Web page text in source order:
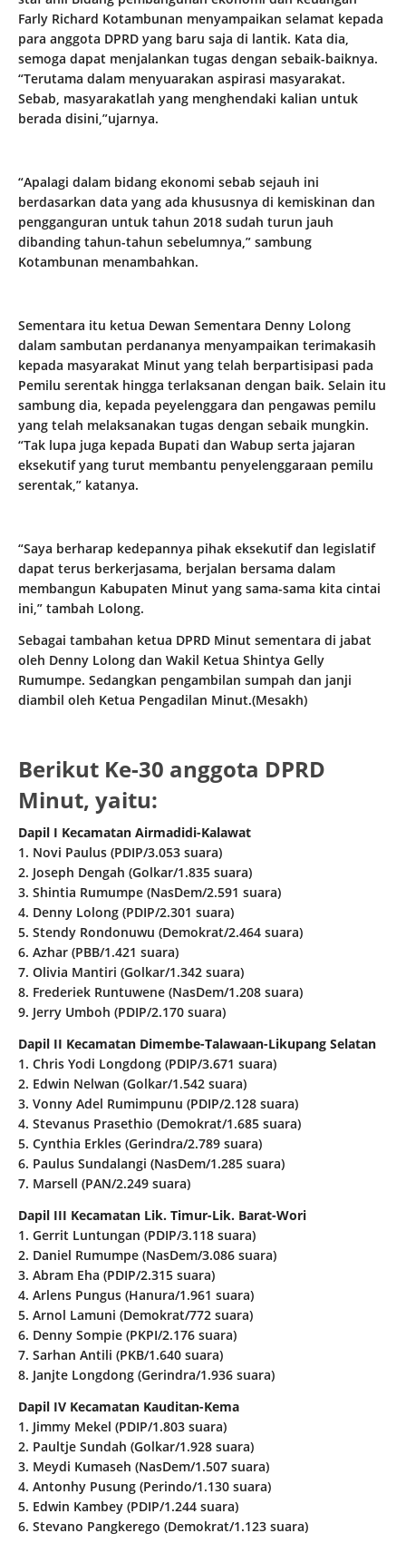
Farly Richard Kotambunan menyampaikan selamat kepada
para anggota DPRD yang baru saja di lantik. Kata dia,
semoga dapat menjalankan tugas dengan sebaik-baiknya.
“Terutama dalam menyuarakan aspirasi masyarakat.
Sebab, masyarakatlah yang menghendaki kalian untuk
berada disini,”ujarnya.
“Apalagi dalam bidang ekonomi sebab sejauh ini
berdasarkan data yang ada khususnya di kemiskinan dan
pengganguran untuk tahun 2018 sudah turun jauh
dibanding tahun-tahun sebelumnya,” sambung
Kotambunan menambahkan.
Sementara itu ketua Dewan Sementara Denny Lolong
dalam sambutan perdananya menyampaikan terimakasih
kepada masyarakat Minut yang telah berpartisipasi pada
Pemilu serentak hingga terlaksanan dengan baik. Selain itu
sambung dia, kepada peyelenggara dan pengawas pemilu
yang telah melaksanakan tugas dengan sebaik mungkin.
“Tak lupa juga kepada Bupati dan Wabup serta jajaran
eksekutif yang turut membantu penyelenggaraan pemilu
serentak,” katanya.
“Saya berharap kedepannya pihak eksekutif dan legislatif
dapat terus berkerjasama, berjalan bersama dalam
membangun Kabupaten Minut yang sama-sama kita cintai
ini,” tambah Lolong.
Sebagai tambahan ketua DPRD Minut sementara di jabat
oleh Denny Lolong dan Wakil Ketua Shintya Gelly
Rumumpe. Sedangkan pengambilan sumpah dan janji
diambil oleh Ketua Pengadilan Minut.(Mesakh)
Berikut Ke-30 anggota DPRD
Minut, yaitu:
Dapil I Kecamatan Airmadidi-Kalawat
1. Novi Paulus (PDIP/3.053 suara)
2. Joseph Dengah (Golkar/1.835 suara)
3. Shintia Rumumpe (NasDem/2.591 suara)
4. Denny Lolong (PDIP/2.301 suara)
5. Stendy Rondonuwu (Demokrat/2.464 suara)
6. Azhar (PBB/1.421 suara)
7. Olivia Mantiri (Golkar/1.342 suara)
8. Frederiek Runtuwene (NasDem/1.208 suara)
9. Jerry Umboh (PDIP/2.170 suara)
Dapil II Kecamatan Dimembe-Talawaan-Likupang Selatan
1. Chris Yodi Longdong (PDIP/3.671 suara)
2. Edwin Nelwan (Golkar/1.542 suara)
3. Vonny Adel Rumimpunu (PDIP/2.128 suara)
4. Stevanus Prasethio (Demokrat/1.685 suara)
5. Cynthia Erkles (Gerindra/2.789 suara)
6. Paulus Sundalangi (NasDem/1.285 suara)
7. Marsell (PAN/2.249 suara)
Dapil III Kecamatan Lik. Timur-Lik. Barat-Wori
1. Gerrit Luntungan (PDIP/3.118 suara)
2. Daniel Rumumpe (NasDem/3.086 suara)
3. Abram Eha (PDIP/2.315 suara)
4. Arlens Pungus (Hanura/1.961 suara)
5. Arnol Lamuni (Demokrat/772 suara)
6. Denny Sompie (PKPI/2.176 suara)
7. Sarhan Antili (PKB/1.640 suara)
8. Janjte Longdong (Gerindra/1.936 suara)
Dapil IV Kecamatan Kauditan-Kema
1. Jimmy Mekel (PDIP/1.803 suara)
2. Paultje Sundah (Golkar/1.928 suara)
3. Meydi Kumaseh (NasDem/1.507 suara)
4. Antonhy Pusung (Perindo/1.130 suara)
5. Edwin Kambey (PDIP/1.244 suara)
6. Stevano Pangkerego (Demokrat/1.123 suara)